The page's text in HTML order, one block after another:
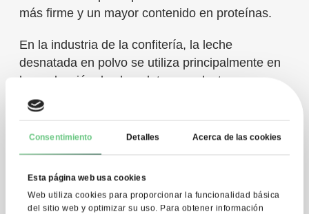
Consentimiento Detalles Acerca de las cookies
Esta página web usa cookies
Web utiliza cookies para proporcionar la funcionalidad básica
del sitio web y optimizar su uso. Para obtener información
más firme y un mayor contenido en proteínas.
En la industria de la confitería, la leche
desnatada en polvo se utiliza principalmente en
la producción de chocolate y productos
similares, donde actúa como sustancia seca
para evitar la cristalización incontrolada del
azúcar. En la industria del helado, la adición de
un 8-12% de SMP mejora significativamente la
textura del producto final, reduciendo la
formación de grandes cristales de hielo y
garantizando una cremosidad adecuada. En